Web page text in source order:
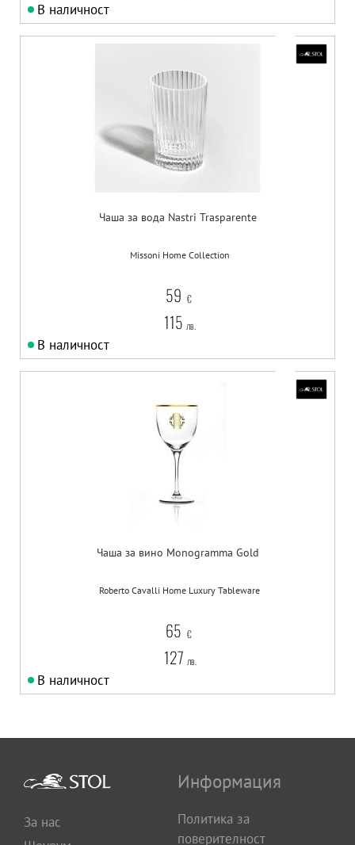
В наличност
Чаша за вода Nastri Trasparente
Missoni Home Collection
59 €
115 лв.
В наличност
Чаша за вино Monogramma Gold
Roberto Cavalli Home Luxury Tableware
65 €
127 лв.
В наличност
За нас
Информация
Политика за
поверителност